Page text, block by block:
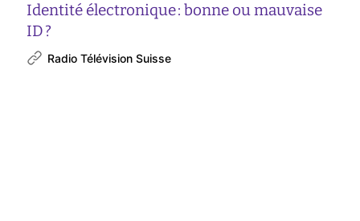
Identité électronique : bonne ou mauvaise
ID ?
Radio Télévision Suisse